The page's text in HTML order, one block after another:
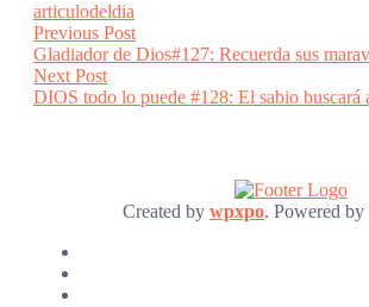
articulodeldia
Post
navigation
Previous PostPrevious
post:
Gladiador de Dios#127: Recuerda sus
Next PostNext
post:
DIOS todo lo puede #128: El sabio buscará
Created by wpxpo. Powered by